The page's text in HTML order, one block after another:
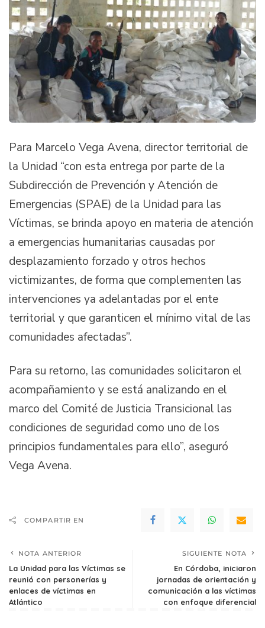
Para Marcelo Vega Avena, director territorial de
la Unidad “con esta entrega por parte de la
Subdirección de Prevención y Atención de
Emergencias (SPAE) de la Unidad para las
Víctimas, se brinda apoyo en materia de atención
a emergencias humanitarias causadas por
desplazamiento forzado y otros hechos
victimizantes, de forma que complementen las
intervenciones ya adelantadas por el ente
territorial y que garanticen el mínimo vital de las
comunidades afectadas”.
Para su retorno, las comunidades solicitaron el
acompañamiento y se está analizando en el
marco del Comité de Justicia Transicional las
condiciones de seguridad como uno de los
principios fundamentales para ello”, aseguró
Vega Avena.
COMPARTIR EN
NOTA ANTERIOR
La Unidad para las Víctimas se
reunió con personerías y
enlaces de víctimas en
Atlántico
SIGUIENTE NOTA
En Córdoba, iniciaron
jornadas de orientación y
comunicación a las víctimas
con enfoque diferencial